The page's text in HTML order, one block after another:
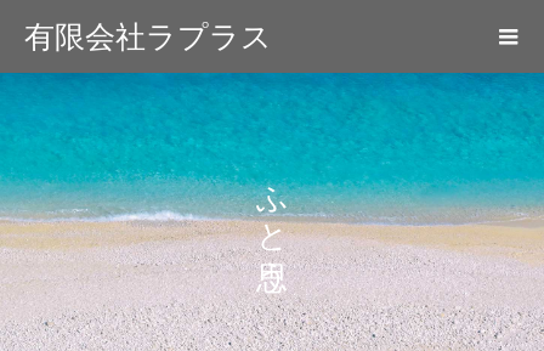
有限会社ラプラス
ふと思う